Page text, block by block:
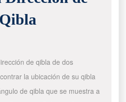
Qibla
de qibla de dos
la ubicación de su qibla
de qibla que se muestra a